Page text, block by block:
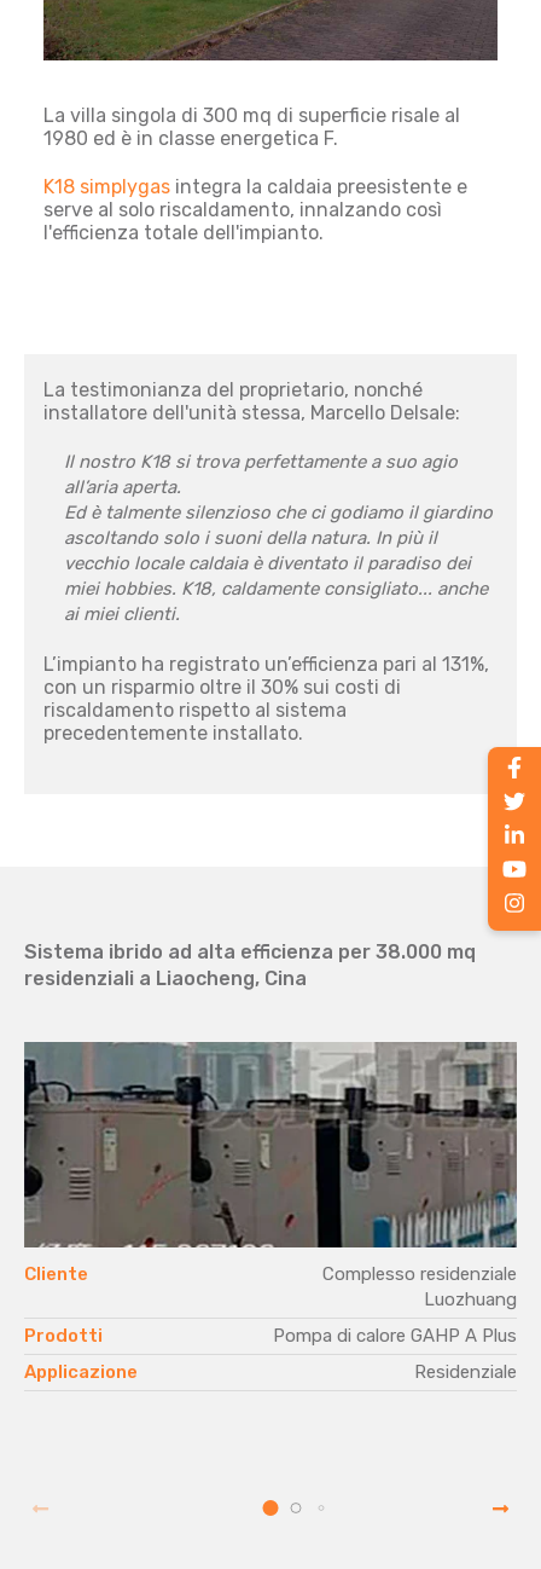
La villa singola di 300 mq di superficie risale al
1980 ed è in classe energetica F.
K18 simplygas integra la caldaia preesistente e
serve al solo riscaldamento, innalzando così
l'efficienza totale dell'impianto.
La testimonianza del proprietario, nonché
installatore dell'unità stessa, Marcello Delsale:
Il nostro K18 si trova perfettamente a suo agio
all’aria aperta.
Ed è talmente silenzioso che ci godiamo il giardino
ascoltando solo i suoni della natura. In più il
vecchio locale caldaia è diventato il paradiso dei
miei hobbies. K18, caldamente consigliato... anche
ai miei clienti.
L’impianto ha registrato un’efficienza pari al 131%,
con un risparmio oltre il 30% sui costi di
riscaldamento rispetto al sistema
precedentemente installato.
Sistema ibrido ad alta efficienza per 38.000 mq
residenziali a Liaocheng, Cina
Cliente
Complesso residenziale
Luozhuang
Prodotti
Pompa di calore GAHP A Plus
Applicazione
Residenziale